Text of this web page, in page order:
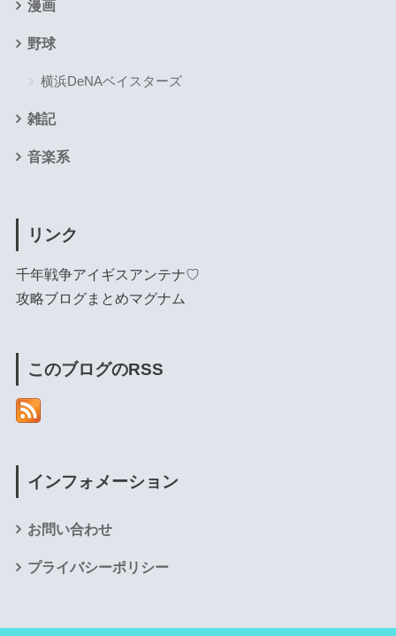
漫画
野球
横浜DeNAベイスターズ
雑記
音楽系
リンク
千年戦争アイギスアンテナ♡
攻略ブログまとめマグナム
このブログのRSS
インフォメーション
お問い合わせ
プライバシーポリシー